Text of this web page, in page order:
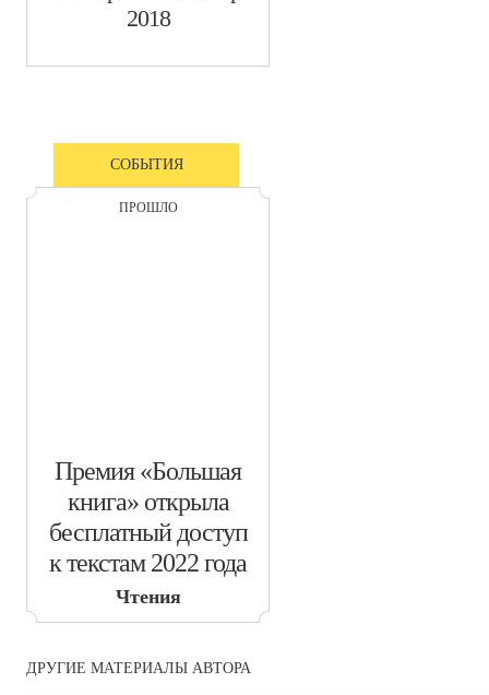
2018
СОБЫТИЯ
ПРОШЛО
​Премия «Большая
книга» открыла
бесплатный доступ
к текстам 2022 года
Чтения
ДРУГИЕ МАТЕРИАЛЫ АВТОРА